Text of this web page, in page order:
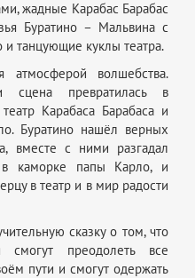
жадные Карабас Барабас
Буратино – Мальвина с
танцующие куклы театра.
атмосферой волшебства.
сцена превратилась в
Карабаса Барабаса и
Буратино нашёл верных
вместе с ними разгадал
в каморке папы Карло, и
в театр и в мир радости
сказку о том, что
преодолеть все
пути и смогут одержать